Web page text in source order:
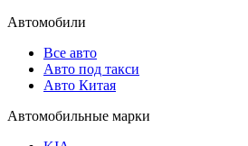
Автомобили
Все авто
Авто под такси
Авто Китая
Автомобильные марки